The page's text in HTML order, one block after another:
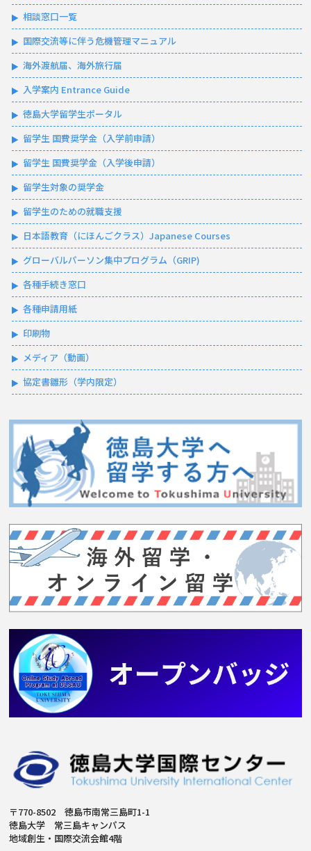
相談窓口一覧
国際交流等に伴う危機管理マニュアル
海外渡航届、海外旅行届
入学案内 Entrance Guide
徳島大学留学生ポータル
留学生 国費奨学金（入学前申請）
留学生 国費奨学金（入学後申請）
留学生対象の奨学金
留学生のための就職支援
日本語教育（にほんごクラス）Japanese Courses
グローバルパーソン集中プログラム（GRIP)
各種手続き窓口
各種申請用紙
印刷物
メディア（動画）
協定書雛形（学内限定）
〒770-8502 徳島市南常三島町1-1
徳島大学 常三島キャンパス
地域創生・国際交流会館4階